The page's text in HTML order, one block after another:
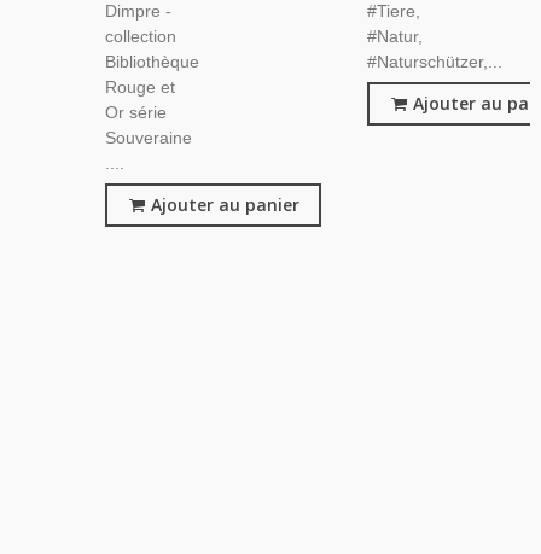
Dimpre -
collection
Bibliothèque
Rouge et
Or série
Souveraine
....
Ajouter au panier
#Tiere,
#Natur,
#Naturschützer,...
Ajouter au